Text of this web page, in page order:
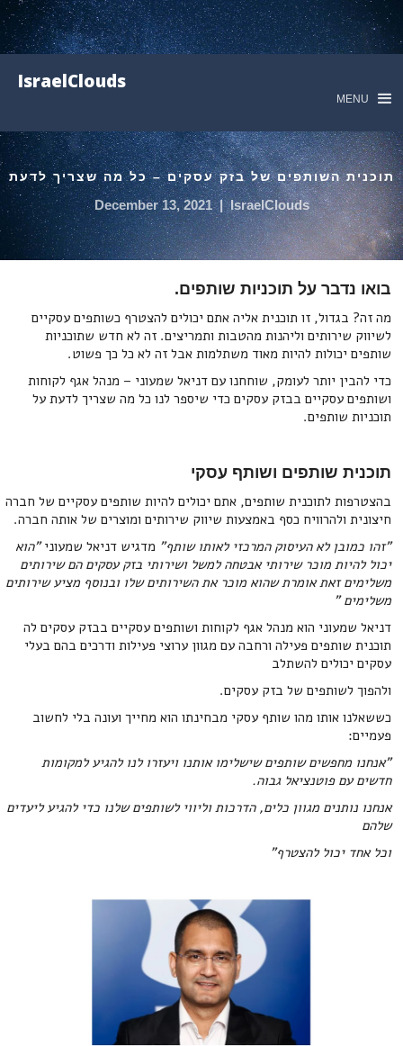
IsraelClouds
MENU
תוכנית השותפים של בזק עסקים – כל מה שצריך לדעת
IsraelClouds
|
December 13, 2021
בואו נדבר על תוכניות שותפים.
מה זה? בגדול, זו תוכנית אליה אתם יכולים להצטרף כשותפים עסקיים
לשיווק שירותים וליהנות מהטבות ותמריצים. זה לא חדש שתוכניות
שותפים יכולות להיות מאוד משתלמות אבל זה לא כל כך פשוט.
כדי להבין יותר לעומק, שוחחנו עם דניאל שמעוני – מנהל אגף לקוחות
ושותפים עסקיים בבזק עסקים כדי שיספר לנו כל מה שצריך לדעת על
תוכניות שותפים.
תוכנית שותפים ושותף עסקי
בהצטרפות לתוכנית שותפים, אתם יכולים להיות שותפים עסקיים של חברה
חיצונית ולהרוויח כסף באמצעות שיווק שירותים ומוצרים של אותה חברה.
"זהו כמובן לא העיסוק המרכזי לאותו שותף" מדגיש דניאל שמעוני"הוא
יכול להיות מוכר שירותי אבטחה למשל ושירותי בזק עסקים הם שירותים
משלימים זאת אומרת שהוא מוכר את השירותים שלו ובנוסף מציע שירותים
משלימים "
דניאל שמעוני הוא מנהל אגף לקוחות ושותפים עסקיים בבזק עסקים לה
תוכנית שותפים פעילה ורחבה עם מגוון ערוצי פעילות ודרכים בהם בעלי
עסקים יכולים להשתלב
ולהפוך לשותפים של בזק עסקים.
כששאלנו אותו מהו שותף עסקי מבחינתו הוא מחייך ועונה בלי לחשוב
פעמיים:
"אנחנו מחפשים שותפים שישלימו אותנו ויעזרו לנו להגיע למקומות
חדשים עם פוטנציאל גבוה.
אנחנו נותנים מגוון כלים, הדרכות וליווי לשותפים שלנו כדי להגיע ליעדים
שלהם
וכל אחד יכול להצטרף"